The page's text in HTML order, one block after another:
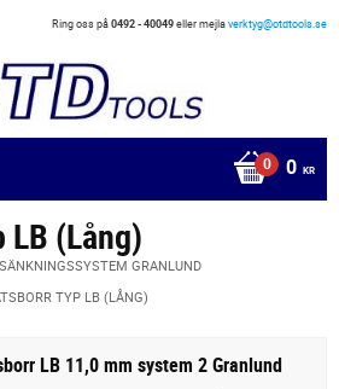
Ring oss på0492 - 40049eller mejlaverktyg@otdtools.se
0 KR
(Lång)
GRANLUND
TYP LB (LÅNG)
LB 11,0 mm system 2 Granlund